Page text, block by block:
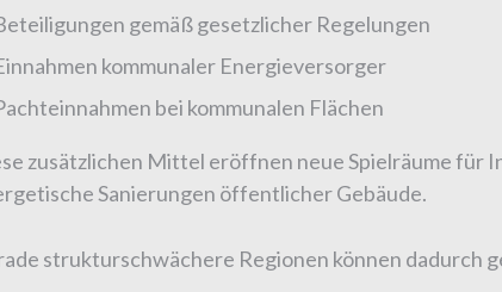
gemäß gesetzlicher Regelungen
kommunaler Energieversorger
bei kommunalen Flächen
zusätzlichen Mittel eröffnen neue Spielräume
Sanierungen öffentlicher Gebäude.
strukturschwächere Regionen können dadurch